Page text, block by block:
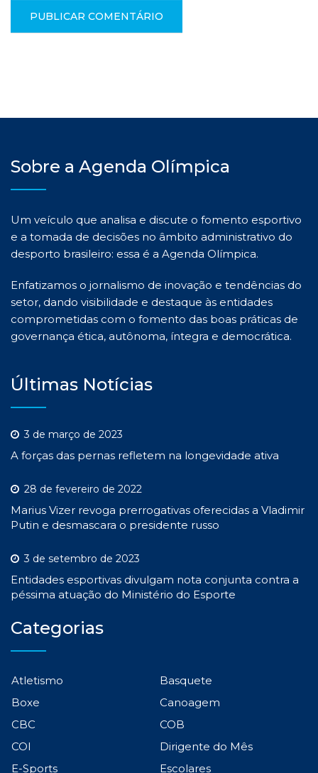
Sobre a Agenda Olímpica
Um veículo que analisa e discute o fomento esportivo
e a tomada de decisões no âmbito administrativo do
desporto brasileiro: essa é a Agenda Olímpica.
Enfatizamos o jornalismo de inovação e tendências do
setor, dando visibilidade e destaque às entidades
comprometidas com o fomento das boas práticas de
governança ética, autônoma, íntegra e democrática.
Últimas Notícias
3 de março de 2023
A forças das pernas refletem na longevidade ativa
28 de fevereiro de 2022
Marius Vizer revoga prerrogativas oferecidas a Vladimir
Putin e desmascara o presidente russo
3 de setembro de 2023
Entidades esportivas divulgam nota conjunta contra a
péssima atuação do Ministério do Esporte
Categorias
Atletismo
Basquete
Boxe
Canoagem
CBC
COB
COI
Dirigente do Mês
E-Sports
Escolares